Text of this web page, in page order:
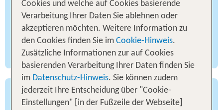
kleine, idyllische Küstenorte und malerische
Ostseebäder.Auch einen Abstecher in die
Hansestadt Lüneburg und in die Lüneburger
Heide solltest du unbedingt einplanen.
Deutsche Alleenstraße
Cookies und welche auf Cookies basierende
Verarbeitung Ihrer Daten Sie ablehnen oder
akzeptieren möchten. Weitere Information zu
den Cookies finden Sie im Cookie-Hinweis.
Zusätzliche Informationen zur auf Cookies
basierenden Verarbeitung Ihrer Daten finden Sie
im Datenschutz-Hinweis. Sie können zudem
jederzeit Ihre Entscheidung über "Cookie-
Einstellungen" [in der Fußzeile der Webseite]